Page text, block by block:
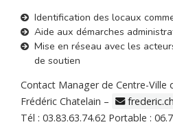
Identification des locaux
Aide aux démarches
Mise en réseau avec les
de soutien
Contact Manager de Centre-Ville
Frédéric Chatelain –
Tél : 03.83.63.74.62 Portable :